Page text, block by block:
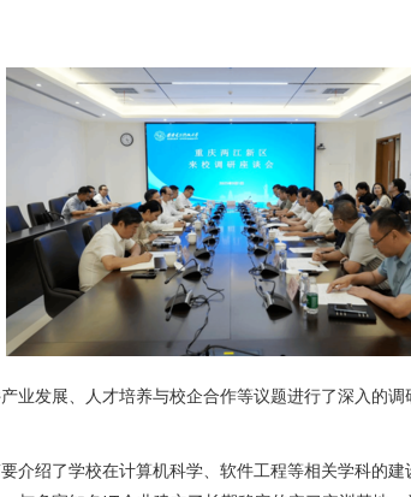
业发展、人才培养与校企合作等议题进行了深入的
介绍了学校在计算机科学、软件工程等相关学科的